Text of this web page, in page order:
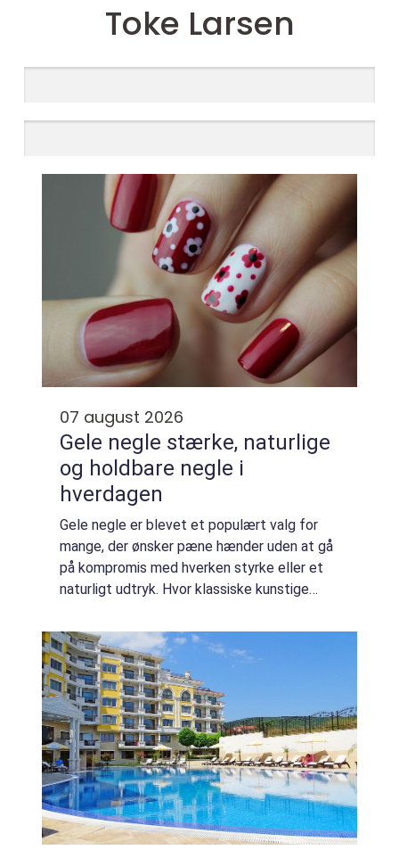
Toke Larsen
07 august 2026
Gele negle stærke, naturlige
og holdbare negle i
hverdagen
Gele negle er blevet et populært valg for
mange, der ønsker pæne hænder uden at gå
på kompromis med hverken styrke eller et
naturligt udtryk. Hvor klassiske kunstige
markante looks, handler gele i dag i høj gra...